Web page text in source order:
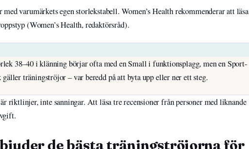
varumärkets egen storlekstabell. Women’s Health rekommenderar att läsa
(Women’s Health, redaktörsråd).
38–40 i klänning börjar ofta med en Small i funktionsplagg, men en Sport-
träningströjor – var beredd på att byta upp eller ner ett steg.
riktlinjer, inte sanningar. Att läsa tre recensioner från personer med liknande
de bästa träningströjorna för